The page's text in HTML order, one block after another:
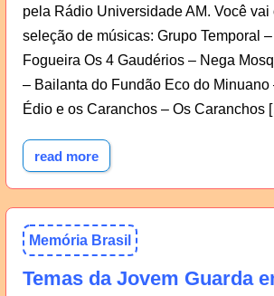
pela Rádio Universidade AM. Você
seleção de músicas: Grupo Temporal
Fogueira Os 4 Gaudérios – Nega
– Bailanta do Fundão Eco do Minuano
Édio e os Caranchos – Os Caranchos
read more
Memória Brasil
Temas da Jovem Guarda